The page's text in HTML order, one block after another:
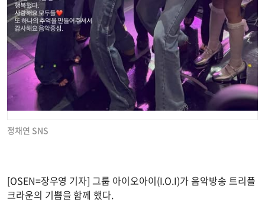
정채연 SNS
[OSEN=장우영 기자] 그룹 아이오아이(I.O.I)가 음악방송 트리플
크라운의 기쁨을 함께 했다.